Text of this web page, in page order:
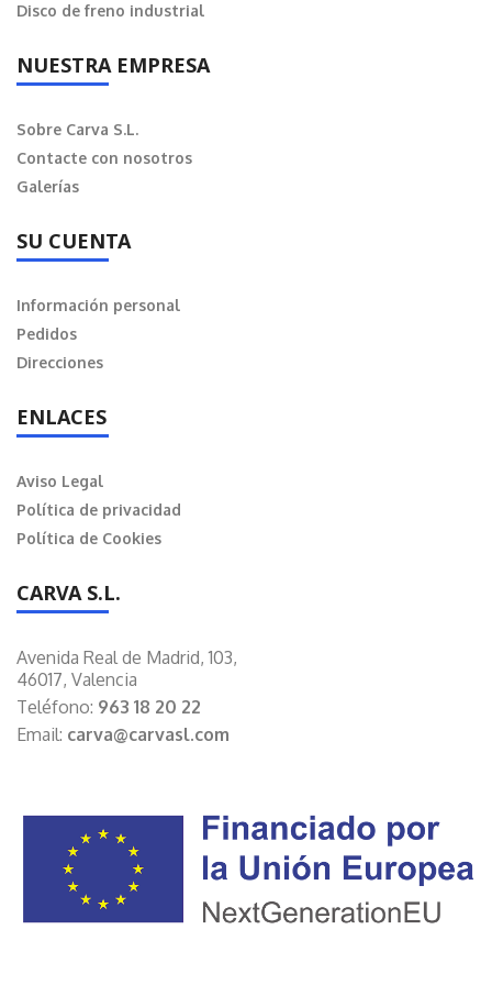
Disco de freno industrial
NUESTRA EMPRESA
Sobre Carva S.L.
Contacte con nosotros
Galerías
SU CUENTA
Información personal
Pedidos
Direcciones
ENLACES
Aviso Legal
Política de privacidad
Política de Cookies
CARVA S.L.
Avenida Real de Madrid, 103,
46017, Valencia
Teléfono: 963 18 20 22
Email: carva@carvasl.com